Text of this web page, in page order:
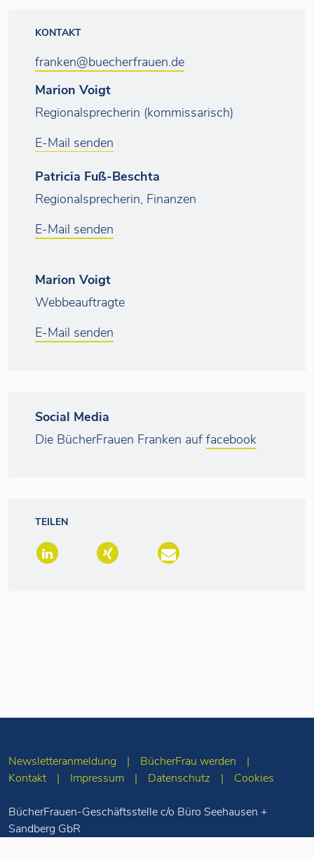
KONTAKT
franken@buecherfrauen.de
Marion Voigt
Regionalsprecherin (kommissarisch)
E-Mail senden
Patricia Fuß-Beschta
Regionalsprecherin, Finanzen
E-Mail senden
Marion Voigt
Webbeauftragte
E-Mail senden
Social Media
Die BücherFrauen Franken auf facebook
TEILEN
Newsletteranmeldung
BücherFrau werden
Kontakt
Impressum Datenschutz Cookies
BücherFrauen-Geschäftsstelle c/o Büro Seehausen +
Sandberg GbR